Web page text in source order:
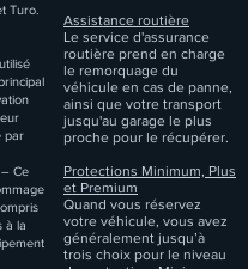
Turo.
par
Ce
à la
Assistance routière
Le service d'assurance
routière prend en charge
le remorquage du
véhicule en cas de panne,
ainsi que votre transport
jusqu'au garage le plus
proche pour le récupérer.
Protections Minimum, Plus
et Premium
Quand vous réservez
votre véhicule, vous avez
généralement jusqu’à
trois choix pour le niveau